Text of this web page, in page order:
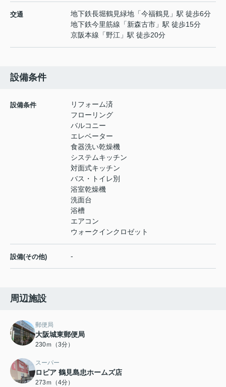
交通 地下鉄長堀鶴見緑地 「今福鶴見 」駅 徒歩6分
地下鉄今里筋線 「新森古市 」駅 徒歩15分
京阪本線 「野江 」駅 徒歩20分
設備条件
設備条件
リフォーム済
フローリング
バルコニー
エレベーター
食器洗い乾燥機
システムキッチン
対面式キッチン
バス・トイレ別
浴室乾燥機
洗面台
浴槽
エアコン
ウォークインクロゼット
設備(その他) -
周辺施設
郵便局
大阪城東郵便局
230ｍ（3分）
スーパー
ロピア 鶴見島忠ホームズ店
273ｍ（4分）